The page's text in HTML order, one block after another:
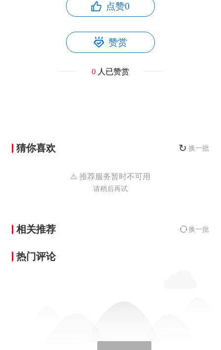
点赞0
赞赏
0人已赞赏
猜你喜欢 ↻ 换一批
⚠️ 推荐服务暂时不可用
请稍后再试
相关推荐 换一批
热门评论